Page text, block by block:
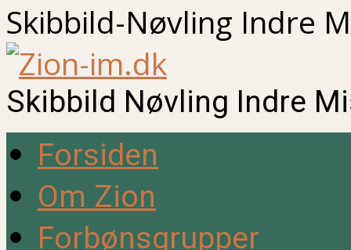
Skibbild-Nøvling Indre
Skibbild Nøvling Indre
Forsiden
Om Zion
Forbønsgrupper